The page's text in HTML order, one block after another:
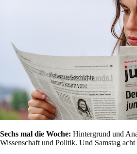
Sechs mal die Woche: Hintergrund und
Wissenschaft und Politik. Und Samstag acht